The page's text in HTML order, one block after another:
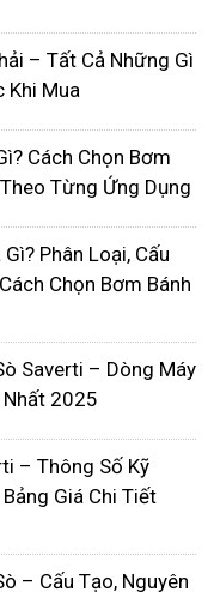
thông gió tản
thổi khí con sò
động, giúp
luôn vận hành
với máy thổi khí
có thể tạo ra
này giúp giảm chi
thống
– Tất Cả Những Gì
Khi Mua
Cách Chọn Bơm
Từng Ứng Dụng
Phân Loại, Cấu
Chọn Bơm Bánh
Saverti – Dòng Máy
2025
– Thông Số Kỹ
Giá Chi Tiết
– Cấu Tạo, Nguyên